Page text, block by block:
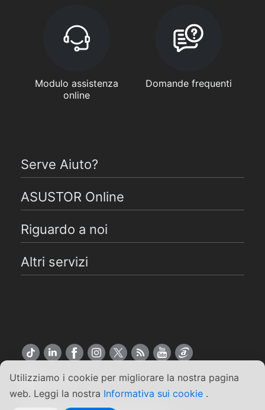
Utilizziamo i cookie per migliorare la nostra pagina
web. Leggi la nostra Informativa sui cookie .
Modulo assistenza
online
Domande frequenti
Serve Aiuto?
ASUSTOR Online
Riguardo a noi
Altri servizi
Italiano
Copyright ©2026 ASUSTOR Inc.